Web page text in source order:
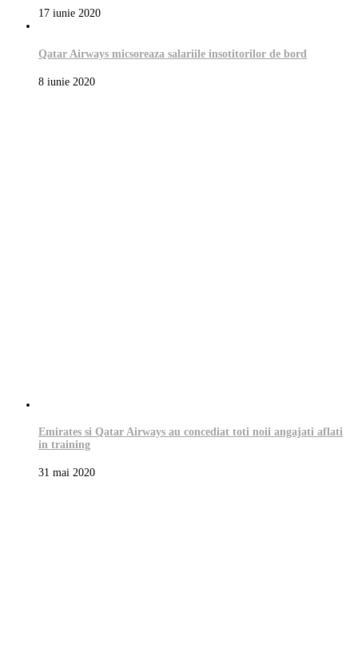
17 iunie 2020
Qatar Airways micsoreaza salariile insotitorilor de bord
8 iunie 2020
Emirates si Qatar Airways au concediat toti noii angajati aflati
in training
31 mai 2020